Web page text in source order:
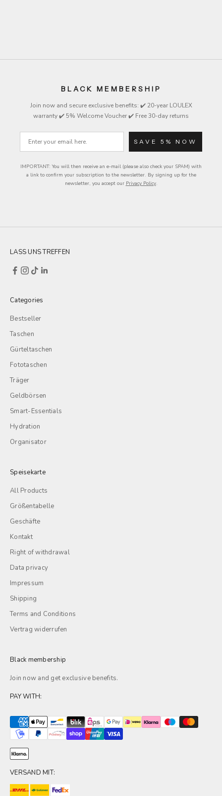
BLACK MEMBERSHIP
Join now and secure exclusive benefits: ✔️ 20-year LOULEX
warranty ✔️ 5% Welcome Voucher ✔️ Free 30-day returns
SAVE 5% NOW
IMPORTANT: You will then receive an e-mail (please also check your SPAM) with
a link to confirm your subscription to the newsletter. By signing up for the
newsletter, you accept our Privacy Policy.
LASS UNS TREFFEN
Categories
Bestseller
Taschen
Gürteltaschen
Fototaschen
Träger
Geldbörsen
Smart-Essentials
Hydration
Organisator
Speisekarte
All Products
Größentabelle
Geschäfte
Kontakt
Right of withdrawal
Data privacy
Impressum
Shipping
Terms and Conditions
Vertrag widerrufen
Black membership
Join now and get exclusive benefits.
PAY WITH:
VERSAND MIT: